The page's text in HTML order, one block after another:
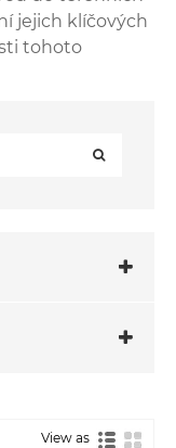
jejich klíčových
tohoto
View as